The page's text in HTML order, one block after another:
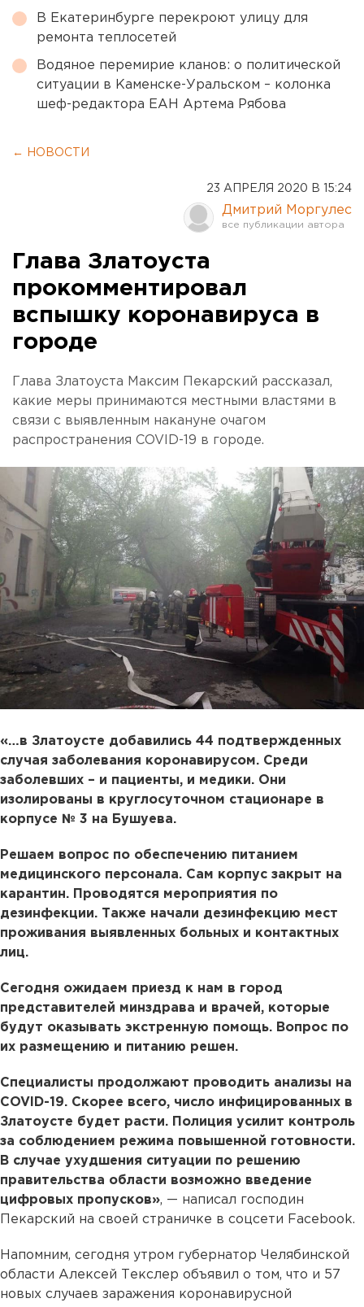
В Екатеринбурге перекроют улицу для
ремонта теплосетей
Водяное перемирие кланов: о политической
ситуации в Каменске-Уральском – колонка
шеф-редактора ЕАН Артема Рябова
← НОВОСТИ
23 АПРЕЛЯ 2020 В 15:24
Дмитрий Моргулес
Глава Златоуста
прокомментировал
вспышку коронавируса в
городе
Глава Златоуста Максим Пекарский рассказал,
какие меры принимаются местными властями в
связи с выявленным накануне очагом
распространения COVID-19 в городе.
«…в Златоусте добавились 44 подтвержденных
случая заболевания коронавирусом. Среди
заболевших – и пациенты, и медики. Они
изолированы в круглосуточном стационаре в
корпусе № 3 на Бушуева.
Решаем вопрос по обеспечению питанием
медицинского персонала. Сам корпус закрыт на
карантин. Проводятся мероприятия по
дезинфекции. Также начали дезинфекцию мест
проживания выявленных больных и контактных
лиц.
Сегодня ожидаем приезд к нам в город
представителей минздрава и врачей, которые
будут оказывать экстренную помощь. Вопрос по
их размещению и питанию решен.
Специалисты продолжают проводить анализы на
COVID-19. Скорее всего, число инфицированных в
Златоусте будет расти. Полиция усилит контроль
за соблюдением режима повышенной готовности.
В случае ухудшения ситуации по решению
правительства области возможно введение
цифровых пропусков», — написал господин
Пекарский на своей страничке в соцсети Facebook.
Напомним, сегодня утром губернатор Челябинской
области Алексей Текслер объявил о том, что и 57
новых случаев заражения коронавирусной